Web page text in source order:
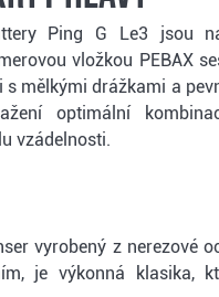
Ping G Le3 jsou
vložkou PEBAX
s mělkými drážkami a
optimální
vzádelnosti.
vyrobený z nerezové
je výkonná klasika,